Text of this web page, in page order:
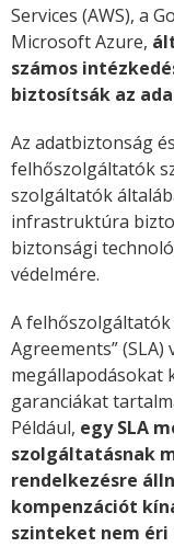
Services (AWS), a
Microsoft Azure,
számos
biztosítsák az
Az adatbiztonság
felhőszolgáltatók
szolgáltatók
infrastruktúra
biztonsági
védelmére.
A felhőszolgáltatók
Agreements”
megállapodásokat
garanciákat
Például, egy SLA
szolgáltatásnak
rendelkezésre
kompenzációt
szinteket nem éri